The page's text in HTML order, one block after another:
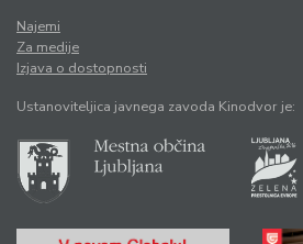
Najemi
Za medije
Izjava o dostopnosti
Ustanoviteljica javnega zavoda Kinodvor je: